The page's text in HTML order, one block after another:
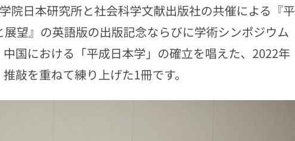
院日本研究所と社会科学文献出版社の共催による『平
望』の英語版の出版記念ならびに学術シンポジウム
国における「平成日本学」の確立を唱えた、2022年
敲を重ねて練り上げた1冊です。